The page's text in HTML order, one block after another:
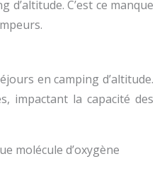
C’est ce manque
en camping d’altitude.
impactant la capacité des
molécule d’oxygène